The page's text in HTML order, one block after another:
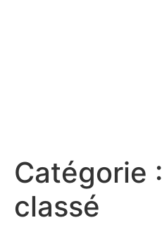
Catégorie :
classé